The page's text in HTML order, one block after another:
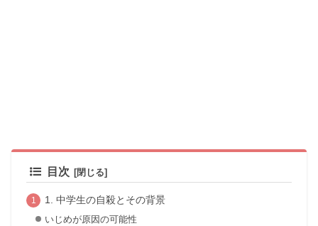
目次
1. 中学生の自殺とその背景
いじめが原因の可能性